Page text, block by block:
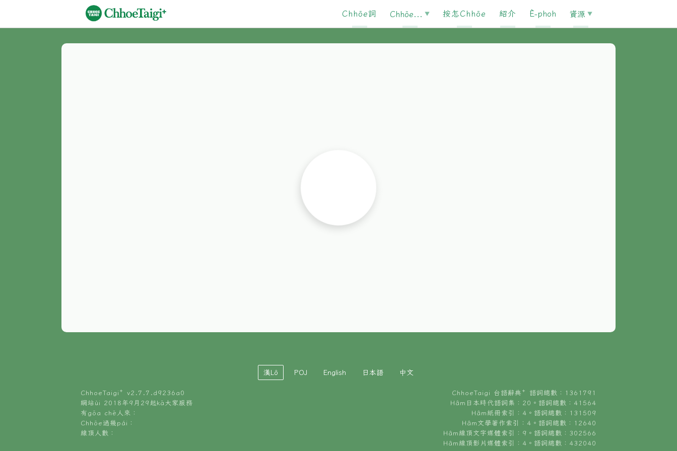
Chhōe詞 Chhōe... 按怎Chhōe 紹介 È-phoh 資源
漢Lô POJ English 日本語 中文
ChhoeTaigi⁺ v2.7.7.d9236a0
網站ùi 2018年9月29起kā大家服務
有gōa chē人來：
Chhōe過幾pái：
線頂人數：
ChhoeTaigi 台語辭典⁺ 語詞總數：1361791
Hâm日本時代語詞集：20。語詞總數：41564
Hâm紙冊索引：4。語詞總數：131509
Hâm文學著作索引：4。語詞總數：12640
Hâm線頂文字媒體索引：9。語詞總數：302566
Hâm線頂影片媒體索引：4。語詞總數：432040